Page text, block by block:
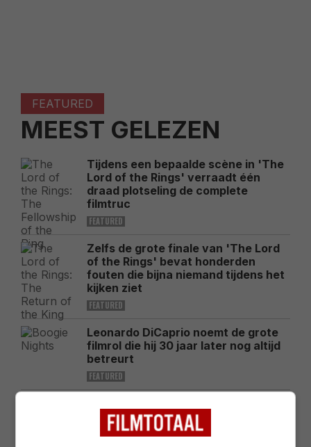
FEATURED
MEEST GELEZEN
Tijdens een bepaalde scène in 'The
Lord of the Rings' verraadt één
draad plotseling de complete
filmtruc
FEATURED
Zelfs de grote finale van 'The Lord
of the Rings' bevat honderden
fouten die bijna niemand tijdens het
kijken ziet
FEATURED
Leonardo DiCaprio noemt de grote
filmrol die hij 30 jaar later nog altijd
betreurt
FEATURED
geleden een van de grootste flops
aan de bioscoopkassa's